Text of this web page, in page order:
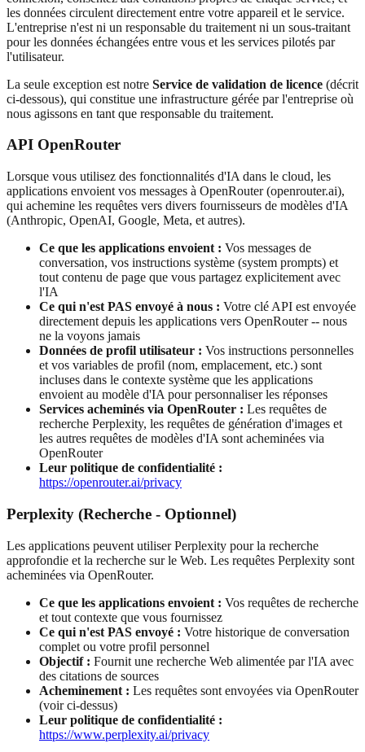
les données circulent directement entre votre appareil et le service.
L'entreprise n'est ni un responsable du traitement ni un sous-traitant
pour les données échangées entre vous et les services pilotés par
l'utilisateur.
La seule exception est notre Service de validation de licence (décrit
ci-dessous), qui constitue une infrastructure gérée par l'entreprise où
nous agissons en tant que responsable du traitement.
API OpenRouter
Lorsque vous utilisez des fonctionnalités d'IA dans le cloud, les
applications envoient vos messages à OpenRouter (openrouter.ai),
qui achemine les requêtes vers divers fournisseurs de modèles d'IA
(Anthropic, OpenAI, Google, Meta, et autres).
Ce que les applications envoient : Vos messages de
conversation, vos instructions système (system prompts) et
tout contenu de page que vous partagez explicitement avec
l'IA
Ce qui n'est PAS envoyé à nous : Votre clé API est envoyée
directement depuis les applications vers OpenRouter -- nous
ne la voyons jamais
Données de profil utilisateur : Vos instructions personnelles
et vos variables de profil (nom, emplacement, etc.) sont
incluses dans le contexte système que les applications
envoient au modèle d'IA pour personnaliser les réponses
Services acheminés via OpenRouter : Les requêtes de
recherche Perplexity, les requêtes de génération d'images et
les autres requêtes de modèles d'IA sont acheminées via
OpenRouter
Leur politique de confidentialité :
https://openrouter.ai/privacy
Perplexity (Recherche - Optionnel)
Les applications peuvent utiliser Perplexity pour la recherche
approfondie et la recherche sur le Web. Les requêtes Perplexity sont
acheminées via OpenRouter.
Ce que les applications envoient : Vos requêtes de recherche
et tout contexte que vous fournissez
Ce qui n'est PAS envoyé : Votre historique de conversation
complet ou votre profil personnel
Objectif : Fournit une recherche Web alimentée par l'IA avec
des citations de sources
Acheminement : Les requêtes sont envoyées via OpenRouter
(voir ci-dessus)
Leur politique de confidentialité :
https://www.perplexity.ai/privacy